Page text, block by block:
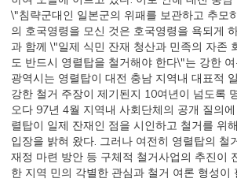
\"침략군대인 일본군의 위패를 보관하고 추모
의 호국영령을 모신 것은 호국영령을 욕되게
과 함께 \"일제 식민 잔재 청산과 민족의 자존
도 반드시 영렬탑을 철거해야 한다\"는 강한
광역시는 영렬탑이 대전 충남 지역내 대표적
강한 철거 주장이 제기된지 10여년이 넘도록
오다 97년 4월 지역내 사회단체의 공개 질의
렬탑이 일제 잔재인 점을 시인하고 철거를 위
입장을 밝혀 왔다. 그러나 여전히 영렬탑의 철
재정 마련 방안 등 구체적 철거사업의 추진이
한 지역 민의 각별한 관심과 철거 여론 형성이